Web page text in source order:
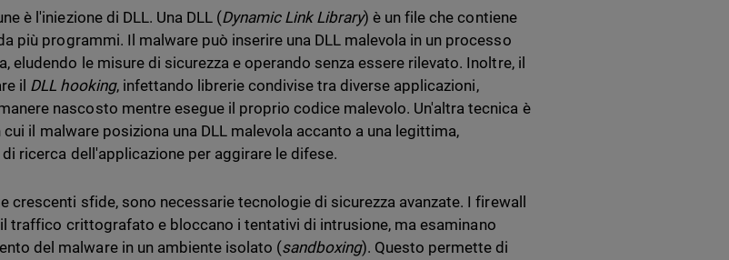
è l'iniezione di DLL. Una DLL (Dynamic Link Library) è un file che contiene
più programmi. Il malware può inserire una DLL malevola in un processo
eludendo le misure di sicurezza e operando senza essere rilevato. Inoltre, il
il DLL hooking, infettando librerie condivise tra diverse applicazioni,
nascosto mentre esegue il proprio codice malevolo. Un'altra tecnica è
cui il malware posiziona una DLL malevola accanto a una legittima,
ricerca dell'applicazione per aggirare le difese.
crescenti sfide, sono necessarie tecnologie di sicurezza avanzate. I firewall
traffico crittografato e bloccano i tentativi di intrusione, ma esaminano
del malware in un ambiente isolato (sandboxing). Questo permette di